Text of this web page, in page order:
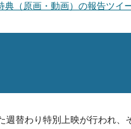
（原画・動画）の報告ツイ
替わり特別上映が行われ、